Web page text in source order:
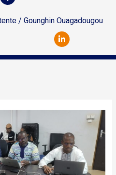
/ Gounghin Ouagadougou